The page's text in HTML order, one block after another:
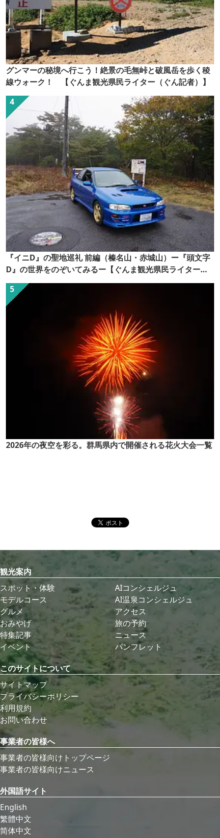
グンマーの秘境へ行こう！絶景の毛無峠と破風岳を歩く稜
線ウォーク！ 【ぐんま観光県民ライター（ぐん記者）】
『イニD』の聖地巡礼 前編（榛名山・赤城山）ー『頭文字
D』の世界をのぞいてみるー【ぐんま観光県民ライター
（ぐん記者）】
2026年の夜空を彩る。群馬県内で開催される花火大会一覧
観光案内
スポット・体験
モデルコース
グルメ
おみやげ
特集記事
イベント
AIコンシェルジュ
AI温泉コンシェルジュ
アクセス
旅の予約
ニュース
パンフレット
このサイトについて
サイトマップ
プライバシーポリシー
利用規約
お問い合わせ
事業者の皆様へ
事業者の皆様向けトップページ
事業者の皆様向けニュース
外国語サイト
English
繁體中文
简体中文